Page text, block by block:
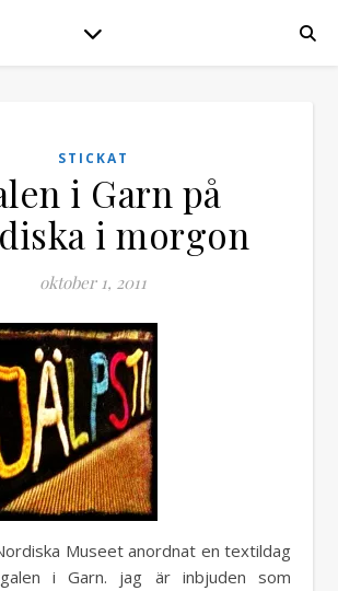
STICKAT
i Garn på
i morgon
oktober 1, 2011
Museet anordnat en textildag
i Garn. jag är inbjuden som